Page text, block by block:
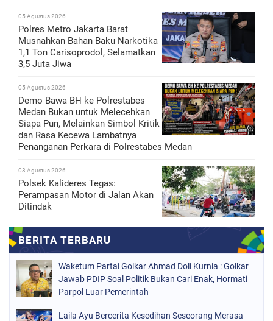
05 Agustus 2026
Polres Metro Jakarta Barat
Musnahkan Bahan Baku Narkotika
1,1 Ton Carisoprodol, Selamatkan
3,5 Juta Jiwa
05 Agustus 2026
Demo Bawa BH ke Polrestabes
Medan Bukan untuk Melecehkan
Siapa Pun, Melainkan Simbol Kritik
dan Rasa Kecewa Lambatnya
Penanganan Perkara di Polrestabes Medan
03 Agustus 2026
Polsek Kalideres Tegas:
Perampasan Motor di Jalan Akan
Ditindak
Waketum Partai Golkar Ahmad Doli Kurnia : Golkar
Jawab PDIP Soal Politik Bukan Cari Enak, Hormati
Parpol Luar Pemerintah
Laila Ayu Bercerita Kesedihan Seseorang Merasa